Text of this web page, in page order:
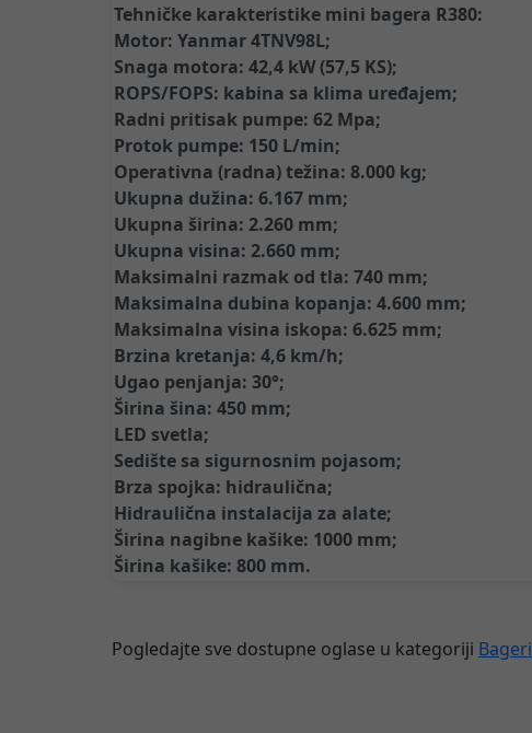
Tehničke karakteristike mini bagera R380:
Motor: Yanmar 4TNV98L;
Snaga motora: 42,4 kW (57,5 KS);
ROPS/FOPS: kabina sa klima uređajem;
Radni pritisak pumpe: 62 Mpa;
Protok pumpe: 150 L/min;
Operativna (radna) težina: 8.000 kg;
Ukupna dužina: 6.167 mm;
Ukupna širina: 2.260 mm;
Ukupna visina: 2.660 mm;
Maksimalni razmak od tla: 740 mm;
Maksimalna dubina kopanja: 4.600 mm;
Maksimalna visina iskopa: 6.625 mm;
Brzina kretanja: 4,6 km/h;
Ugao penjanja: 30°;
Širina šina: 450 mm;
LED svetla;
Sedište sa sigurnosnim pojasom;
Brza spojka: hidraulična;
Hidraulična instalacija za alate;
Širina nagibne kašike: 1000 mm;
Širina kašike: 800 mm.
Pogledajte sve dostupne oglase u kategoriji Bageri